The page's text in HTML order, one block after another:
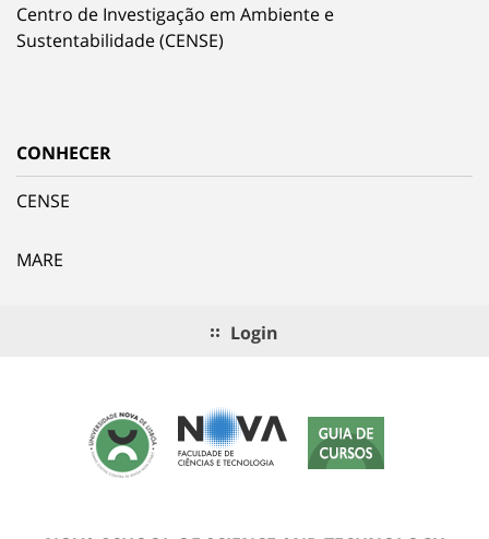
Centro de Investigação em Ambiente e
Sustentabilidade (CENSE)
CONHECER
CENSE
MARE
Login